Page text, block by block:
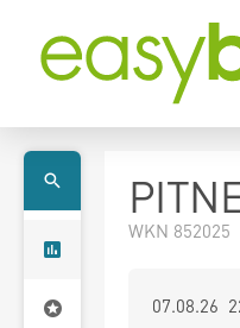
WKN
07.08.26